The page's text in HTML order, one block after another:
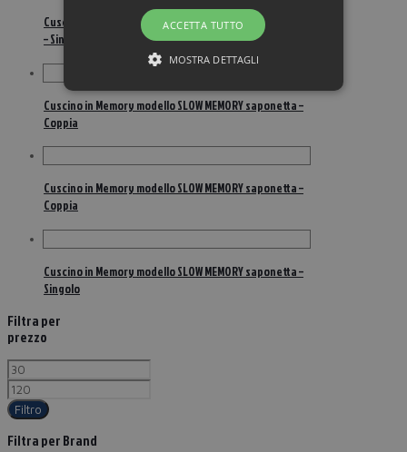
Cuscino in Memory modello SLOW MEMORY Doppia Onda
– Singolo
Cuscino in Memory modello SLOW MEMORY saponetta –
Coppia
Cuscino in Memory modello SLOW MEMORY saponetta –
Coppia
Cuscino in Memory modello SLOW MEMORY saponetta –
Singolo
Filtra per
prezzo
Filtro
Filtra per Brand
ACCETTA TUTTO
MOSTRA DETTAGLI